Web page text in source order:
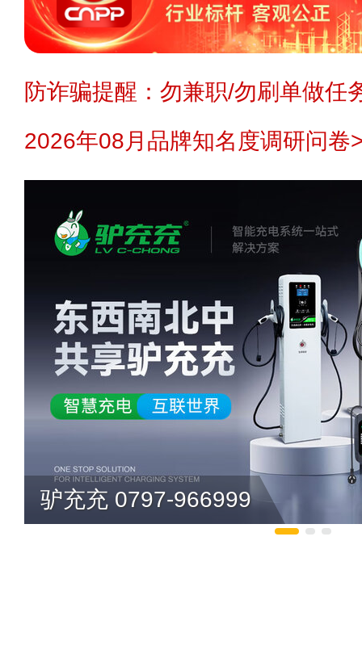
防诈骗提醒：勿兼职/勿刷单做任
2026年08月品牌知名度调研问卷
驴充充 0797-966999